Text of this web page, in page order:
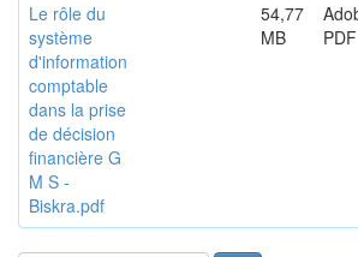
Le rôle du
système
d'information
comptable
dans la prise
de décision
financière G
M S -
Biskra.pdf
54,77
MB
PDF